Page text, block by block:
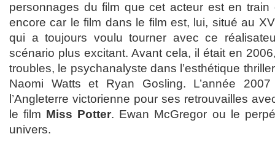
personnages du film que cet acteur est en
encore car le film dans le film est, lui, situé au
qui a toujours voulu tourner avec ce
scénario plus excitant. Avant cela, il était en
troubles, le psychanalyste dans l’esthétique
Naomi Watts et Ryan Gosling. L’année
l’Angleterre victorienne pour ses retrouvailles
le film Miss Potter. Ewan McGregor ou le
univers.